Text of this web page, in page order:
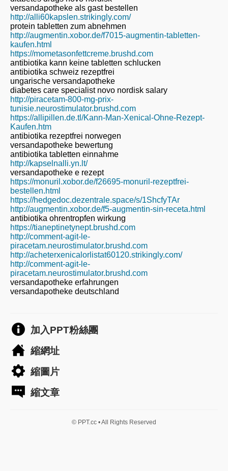
versandapotheke als gast bestellen
http://alli60kapslen.strikingly.com/
protein tabletten zum abnehmen
http://augmentin.xobor.de/f7015-augmentin-tabletten-
kaufen.html
https://mometasonfettcreme.brushd.com
antibiotika kann keine tabletten schlucken
antibiotika schweiz rezeptfrei
ungarische versandapotheke
diabetes care specialist novo nordisk salary
http://piracetam-800-mg-prix-
tunisie.neurostimulator.brushd.com
https://allipillen.de.tl/Kann-Man-Xenical-Ohne-Rezept-
Kaufen.htm
antibiotika rezeptfrei norwegen
versandapotheke bewertung
antibiotika tabletten einnahme
http://kapselnalli.yn.lt/
versandapotheke e rezept
https://monuril.xobor.de/f26695-monuril-rezeptfrei-
bestellen.html
https://hedgedoc.dezentrale.space/s/1ShcfyTAr
http://augmentin.xobor.de/f5-augmentin-sin-receta.html
antibiotika ohrentropfen wirkung
https://tianeptinetynept.brushd.com
http://comment-agit-le-
piracetam.neurostimulator.brushd.com
http://acheterxenicalorlistat60120.strikingly.com/
http://comment-agit-le-
piracetam.neurostimulator.brushd.com
versandapotheke erfahrungen
versandapotheke deutschland
加入PPT粉絲團
縮網址
縮圖片
縮文章
© PPT.cc • All Rights Reserved